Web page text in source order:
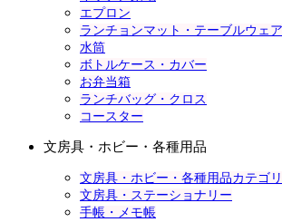
エプロン
ランチョンマット・テーブルウェア
水筒
ボトルケース・カバー
お弁当箱
ランチバッグ・クロス
コースター
文房具・ホビー・各種用品
文房具・ホビー・各種用品カテゴ
文房具・ステーショナリー
手帳・メモ帳